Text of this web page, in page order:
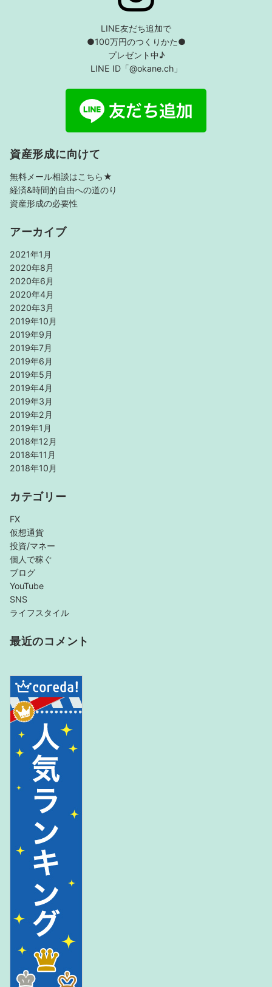
LINE友だち追加で
●100万円のつくりかた●
プレゼント中♪
LINE ID「@okane.ch」
資産形成に向けて
無料メール相談はこちら★
経済&時間的自由への道のり
資産形成の必要性
アーカイブ
2021年1月
2020年8月
2020年6月
2020年4月
2020年3月
2019年10月
2019年9月
2019年7月
2019年6月
2019年5月
2019年4月
2019年3月
2019年2月
2019年1月
2018年12月
2018年11月
2018年10月
カテゴリー
FX
仮想通貨
投資/マネー
個人で稼ぐ
ブログ
YouTube
SNS
ライフスタイル
最近のコメント